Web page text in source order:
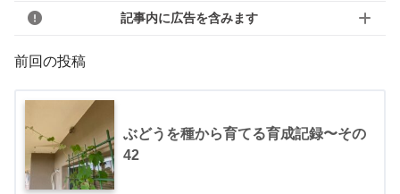
記事内に広告を含みます
前回の投稿
ぶどうを種から育てる育成記録〜その
42